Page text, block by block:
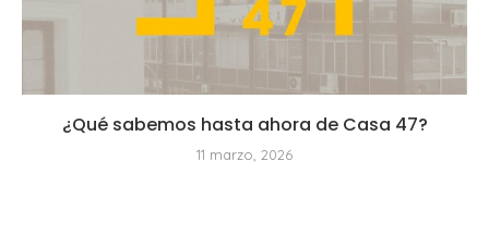
¿Qué sabemos hasta ahora de Casa 47?
11 marzo, 2026